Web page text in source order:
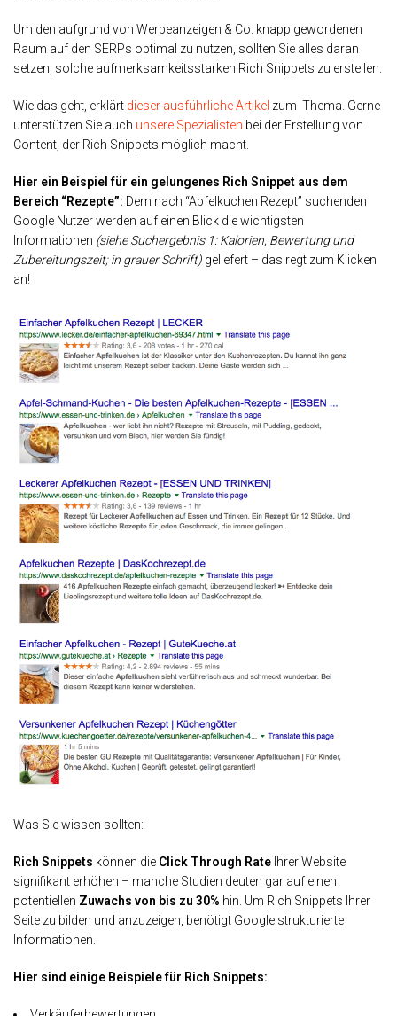
Um den aufgrund von Werbeanzeigen & Co. knapp gewordenen
Raum auf den SERPs optimal zu nutzen, sollten Sie alles daran
setzen, solche aufmerksamkeitsstarken Rich Snippets zu erstellen.
Wie das geht, erklärt dieser ausführliche Artikel zum Thema. Gerne
unterstützen Sie auch unsere Spezialisten bei der Erstellung von
Content, der Rich Snippets möglich macht.
Hier ein Beispiel für ein gelungenes Rich Snippet aus dem
Bereich “Rezepte”: Dem nach “Apfelkuchen Rezept” suchenden
Google Nutzer werden auf einen Blick die wichtigsten
Informationen (siehe Suchergebnis 1: Kalorien, Bewertung und
Zubereitungszeit; in grauer Schrift) geliefert – das regt zum Klicken
an!
Was Sie wissen sollten:
Rich Snippets können die Click Through Rate Ihrer Website
signifikant erhöhen – manche Studien deuten gar auf einen
potentiellen Zuwachs von bis zu 30% hin. Um Rich Snippets Ihrer
Seite zu bilden und anzuzeigen, benötigt Google strukturierte
Informationen.
Hier sind einige Beispiele für Rich Snippets: